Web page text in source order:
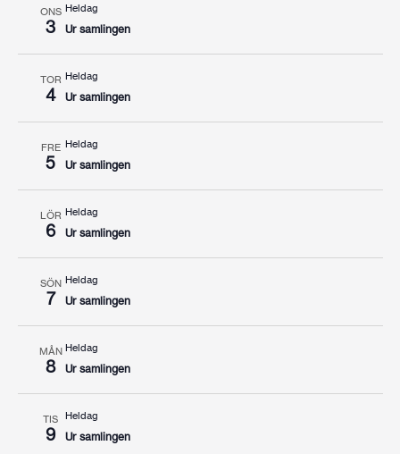
ONS
3
Heldag
Ur samlingen
TOR
4
Heldag
Ur samlingen
FRE
5
Heldag
Ur samlingen
LÖR
6
Heldag
Ur samlingen
SÖN
7
Heldag
Ur samlingen
MÅN
8
Heldag
Ur samlingen
TIS
9
Heldag
Ur samlingen